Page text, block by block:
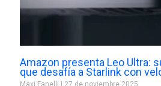
Amazon presenta Leo Ultra:
que desafía a Starlink con